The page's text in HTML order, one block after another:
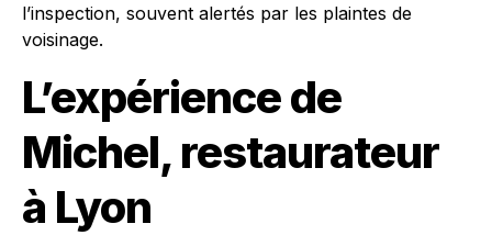
l’inspection, souvent alertés par les plaintes de
voisinage.
L’expérience de
Michel, restaurateur
à Lyon